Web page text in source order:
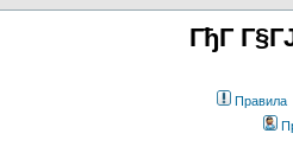
ГђГ
Правила